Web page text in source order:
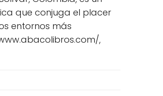
que conjuga el placer
entornos más
,